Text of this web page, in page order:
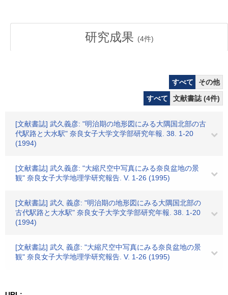
研究成果 (4件)
すべて
その他
すべて
文献書誌 (4件)
[文献書誌] 武久義彦: "明治期の地形図にみる大隅国北部の古
代駅路と大水駅" 奈良女子大学文学部研究年報. 38. 1-20
(1994)
[文献書誌] 武久義彦: "大縮尺空中写真にみる奈良盆地の景
観" 奈良女子大学地理学研究報告. V. 1-26 (1995)
[文献書誌] 武久 義彦: "明治期の地形図にみる大隅国北部の
古代駅路と大水駅" 奈良女子大学文学部研究年報. 38. 1-20
(1994)
[文献書誌] 武久 義彦: "大縮尺空中写真にみる奈良盆地の景
観" 奈良女子大学地理学研究報告. V. 1-26 (1995)